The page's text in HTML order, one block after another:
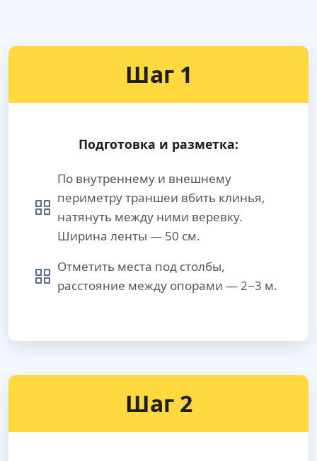
Шаг 1
Подготовка и разметка:
По внутреннему и внешнему
периметру траншеи вбить клинья,
натянуть между ними веревку.
Ширина ленты — 50 см.
Отметить места под столбы,
расстояние между опорами — 2−3 м.
Шаг 2